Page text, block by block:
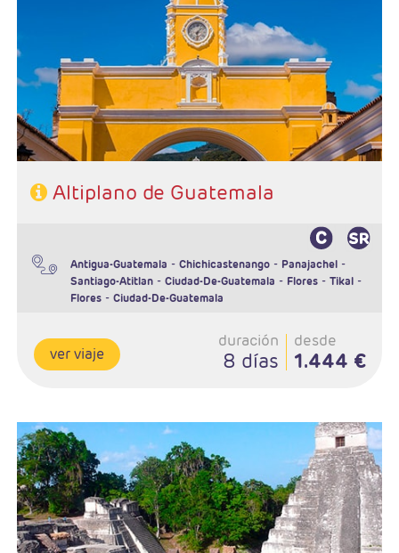
- Salidas: Martes y viernes.
- Ruta: 2 noches Antigua, 3 noches Ciudad de Guatemala. 1 noche
Panajachel y 1 noche Flores.
- Régimen: alojamiento y sdesayuno + 1 almuerzo
- Hoteles: 3*, 4* o 5*
- Vuelo incluido Guatemala - Flores - Guatemala
Altiplano de Guatemala
Antigua-Guatemala - Chichicastenango- Panajachel-
Santiago-Atitlan- Ciudad-De-Guatemala - Flores- Tikal-
Flores- Ciudad-De-Guatemala
ver viaje
duración
8 días
desde
1.444 €
- Salidas: Martes y viernes
- Ruta: 2 noches Antigua, 3 noches Ciudad de Guatemala, 1 noche
Panajachel y 1 noche Copán.
- Régimen: alojamiento y desayuno + 1 almuerzo
- Hoteles: 3*, 4* o 5*
- Incluidos vuelos internos